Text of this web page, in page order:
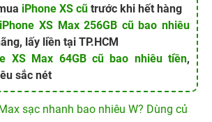
iPhone XS cũ trước khi hết hàng
iPhone XS Max 256GB cũ bao nhiêu
lấy liền tại TP.HCM
XS Max 64GB cũ bao nhiêu tiền,
sắc nét
sạc nhanh bao nhiêu W? Dùng củ